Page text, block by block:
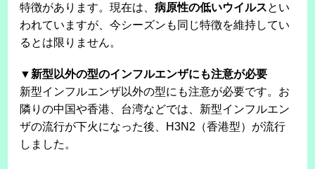
特徴があります。現在は、病原性の低いウイルスとい
われていますが、今シーズンも同じ特徴を維持してい
るとは限りません。
▼新型以外の型のインフルエンザにも注意が必要
新型インフルエンザ以外の型にも注意が必要です。お
隣りの中国や香港、台湾などでは、新型インフルエン
ザの流行が下火になった後、H3N2（香港型）が流行
しました。